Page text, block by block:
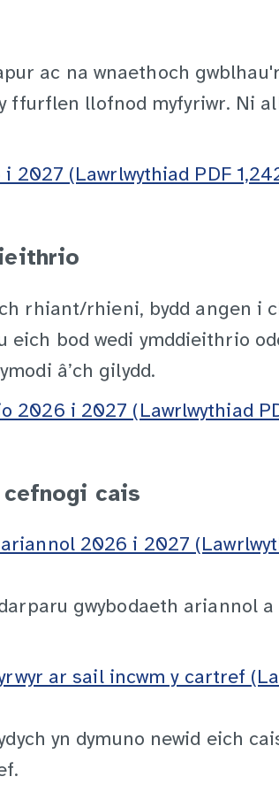
ac na wnaethoch
ffurflen llofnod myfyriwr. Ni
(Lawrlwythiad PDF
rhiant/rhieni, bydd angen i
eich bod wedi ymddieithrio
â’ch gilydd.
2026 i 2027 (Lawrlwythiad
cefnogi cais
2026 i 2027
gwybodaeth ariannol a
ar sail incwm y cartref
yn dymuno newid eich